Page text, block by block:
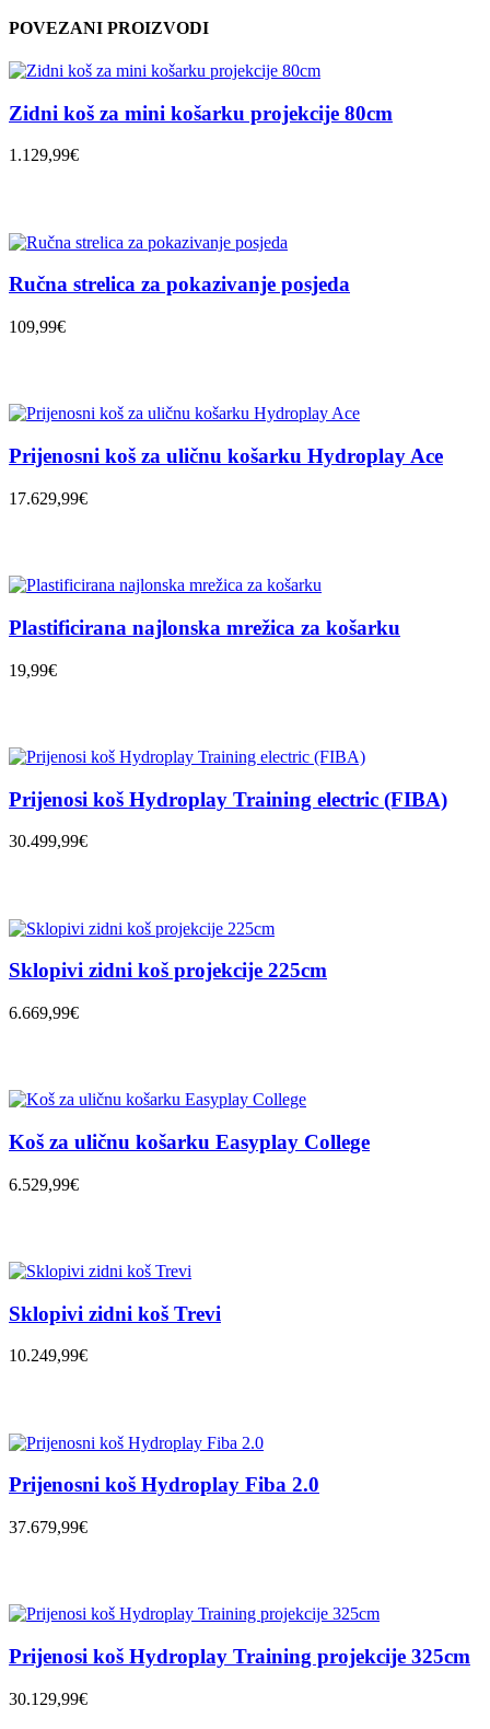
POVEZANI PROIZVODI
Zidni koš za mini košarku projekcije 80cm
1.129,99€
Ručna strelica za pokazivanje posjeda
109,99€
Prijenosni koš za uličnu košarku Hydroplay Ace
17.629,99€
Plastificirana najlonska mrežica za košarku
19,99€
Prijenosi koš Hydroplay Training electric (FIBA)
30.499,99€
Sklopivi zidni koš projekcije 225cm
6.669,99€
Koš za uličnu košarku Easyplay College
6.529,99€
Sklopivi zidni koš Trevi
10.249,99€
Prijenosni koš Hydroplay Fiba 2.0
37.679,99€
Prijenosi koš Hydroplay Training projekcije 325cm
30.129,99€